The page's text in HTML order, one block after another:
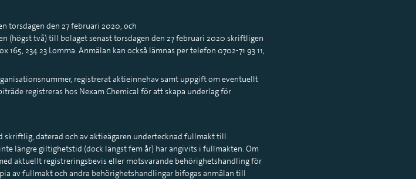
torsdagen den 27 februari 2020, och
(högst två) till bolaget senast torsdagen den 27 februari 2020 skriftligen
234 23 Lomma. Anmälan kan också lämnas per telefon 0702-71 93 11,
registrerat aktieinnehav samt uppgift om eventuellt
registreras hos Nexam Chemical för att skapa underlag för
skriftlig, daterad och av aktieägaren undertecknad fullmakt till
längre giltighetstid (dock längst fem år) har angivits i fullmakten. Om
aktuellt registreringsbevis eller motsvarande behörighetshandling för
av fullmakt och andra behörighetshandlingar bifogas anmälan till